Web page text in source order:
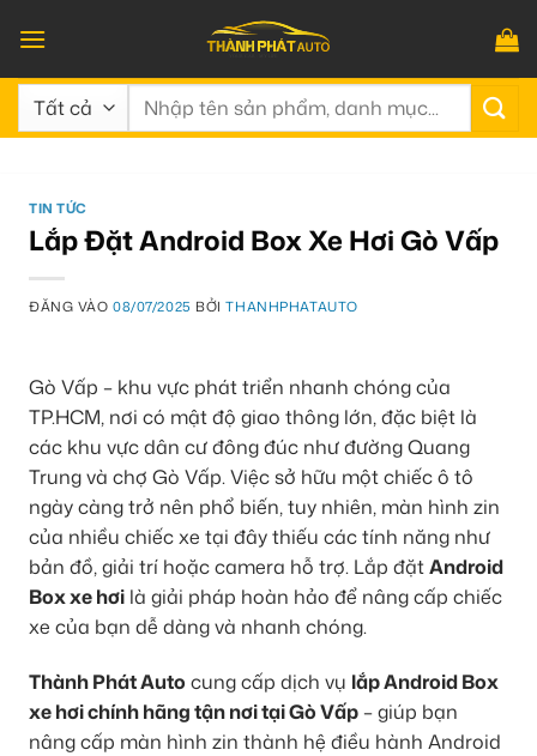
qua
nội
dung
Tìm
TIN TỨC
Lắp Đặt Android Box Xe Hơi Gò Vấp
ĐĂNG VÀO08/07/2025 BỞITHANHPHATAUTO
Gò Vấp – khu vực phát triển nhanh chóng của
TP.HCM, nơi có mật độ giao thông lớn, đặc biệt là
các khu vực dân cư đông đúc như đường Quang
Trung và chợ Gò Vấp. Việc sở hữu một chiếc ô tô
ngày càng trở nên phổ biến, tuy nhiên, màn hình zin
của nhiều chiếc xe tại đây thiếu các tính năng như
bản đồ, giải trí hoặc camera hỗ trợ. Lắp đặtAndroid
Box xe hơi là giải pháp hoàn hảo để nâng cấp chiếc
xe của bạn dễ dàng và nhanh chóng.
Thành Phát Auto cung cấp dịch vụ lắp Android Box
xe hơi chính hãng tận nơi tại Gò Vấp – giúp bạn
nâng cấp màn hình zin thành hệ điều hành Android